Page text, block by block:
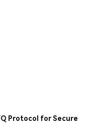
Protocol for Secure